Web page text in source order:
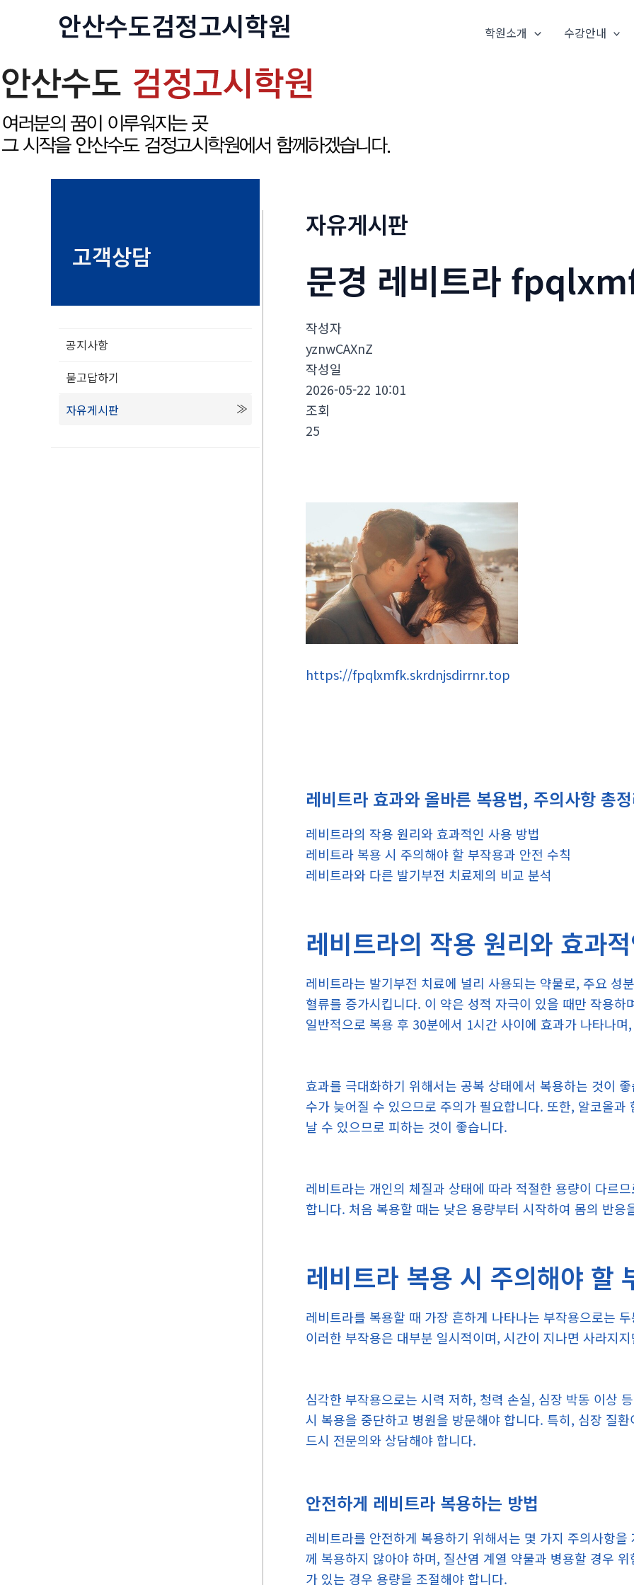
로
건
너
뛰
기
안산수도검정고시학원 학원소개 수강안내
고객상담
공지사항
묻고답하기
자유게시판
자유게시판
문경 레비트라
작성자
yznwCAXnZ
작성일
2026-05-22 10:01
조회
25
https://fpqlxmfk.skrdnjsdirrnr.top
레비트라 효과와 올바른 복용법, 주의사항 총
레비트라의 작용 원리와 효과적인 사용 방법
레비트라 복용 시 주의해야 할 부작용과 안전 수칙
레비트라와 다른 발기부전 치료제의 비교 분석
레비트라의 작용 원리와 효과
레비트라는 발기부전 치료에 널리 사용되는 약물로, 주요 성
혈류를 증가시킵니다. 이 약은 성적 자극이 있을 때만 작용
일반적으로 복용 후 30분에서 1시간 사이에 효과가 나타나
효과를 극대화하기 위해서는 공복 상태에서 복용하는 것이
수가 늦어질 수 있으므로 주의가 필요합니다. 또한, 알코올
날 수 있으므로 피하는 것이 좋습니다.
레비트라는 개인의 체질과 상태에 따라 적절한 용량이 다르
합니다. 처음 복용할 때는 낮은 용량부터 시작하여 몸의 반응
레비트라 복용 시 주의해야 할
레비트라를 복용할 때 가장 흔하게 나타나는 부작용으로는
이러한 부작용은 대부분 일시적이며, 시간이 지나면 사라지
심각한 부작용으로는 시력 저하, 청력 손실, 심장 박동 이상
시 복용을 중단하고 병원을 방문해야 합니다. 특히, 심장 질
드시 전문의와 상담해야 합니다.
안전하게 레비트라 복용하는 방법
레비트라를 안전하게 복용하기 위해서는 몇 가지 주의사항
께 복용하지 않아야 하며, 질산염 계열 약물과 병용할 경우
가 있는 경우 용량을 조절해야 합니다.